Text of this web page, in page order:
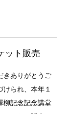
ット販売
きありがとうご
られ、本年１
柳記念記念講堂